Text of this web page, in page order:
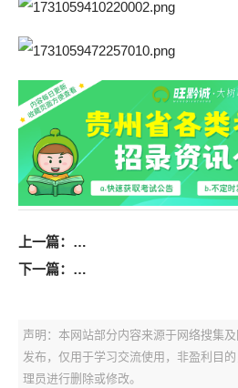
上一篇：
2025年军队文职人员公开
下一篇：
2025年贵州事业单位职位
声明：本网站部分内容来源于网络搜集
发布，仅用于学习交流使用，非盈利目
理员进行删除或修改。